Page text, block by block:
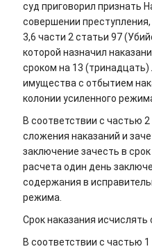
суд приговорил признать
совершении
3,6 части 2 статьи 97
которой назначил
сроком на 13
имущества с отбытием
колонии усиленного
В соответствии с частью
сложения наказаний и
заключение зачесть в
расчета один день
содержания в
режима.
Срок наказания исчислять
В соответствии с частью